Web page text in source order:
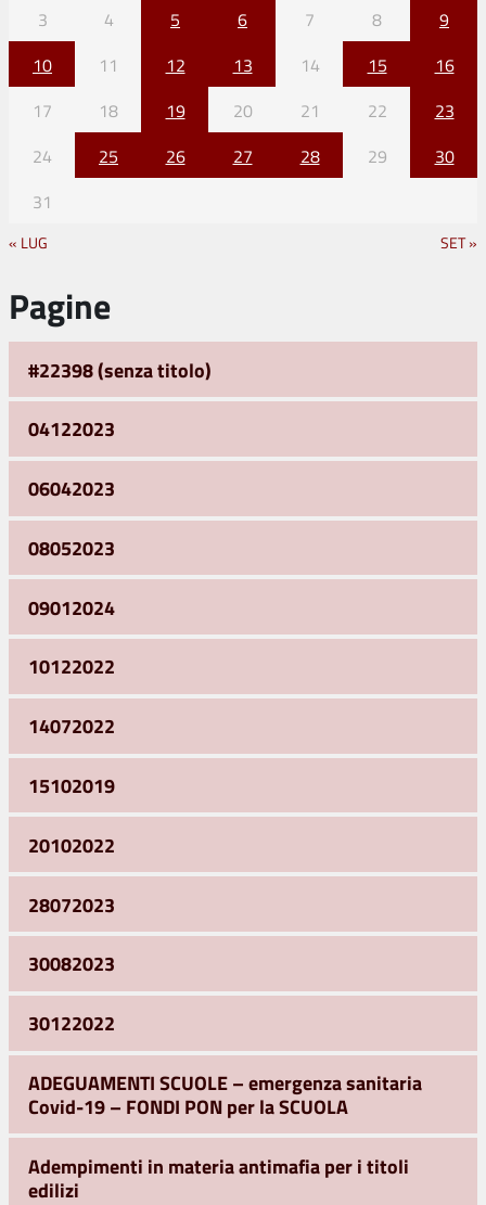
3
4 5 6 7 8
9
10
11 12 13 14 15
16
17
18 19 20 21 22
23
24
25 26 27 28 29
30
31
« LUG SET »
Pagine
#22398 (senza titolo)
04122023
06042023
08052023
09012024
10122022
14072022
15102019
20102022
28072023
30082023
30122022
ADEGUAMENTI SCUOLE – emergenza sanitaria
Covid-19 – FONDI PON per la SCUOLA
Adempimenti in materia antimafia per i titoli
edilizi